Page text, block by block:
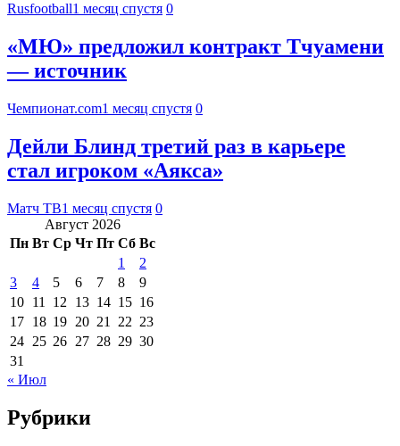
Rusfootball1 месяц спустя 0
«МЮ» предложил контракт Тчуамени
— источник
Чемпионат.com1 месяц спустя 0
Дейли Блинд третий раз в карьере
стал игроком «Аякса»
Матч ТВ1 месяц спустя 0
Август 2026
Пн Вт Ср Чт Пт Сб Вс
1
2
3
4 5 6 7 8
9
10 11 12 13 14 15 16
17 18 19 20 21 22 23
24 25 26 27 28 29 30
31
« Июл
Рубрики